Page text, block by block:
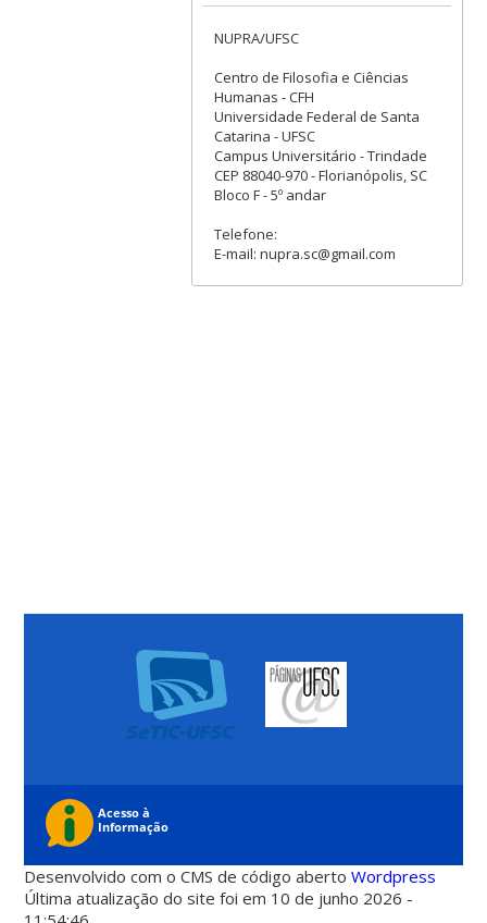
NUPRA/UFSC
Centro de Filosofia e Ciências
Humanas - CFH
Universidade Federal de Santa
Catarina - UFSC
Campus Universitário - Trindade
CEP 88040-970 - Florianópolis, SC
Bloco F - 5º andar
Telefone:
E-mail: nupra.sc@gmail.com
Desenvolvido com o CMS de código abertoWordpress
Última atualização do site foi em 10 de junho 2026 -